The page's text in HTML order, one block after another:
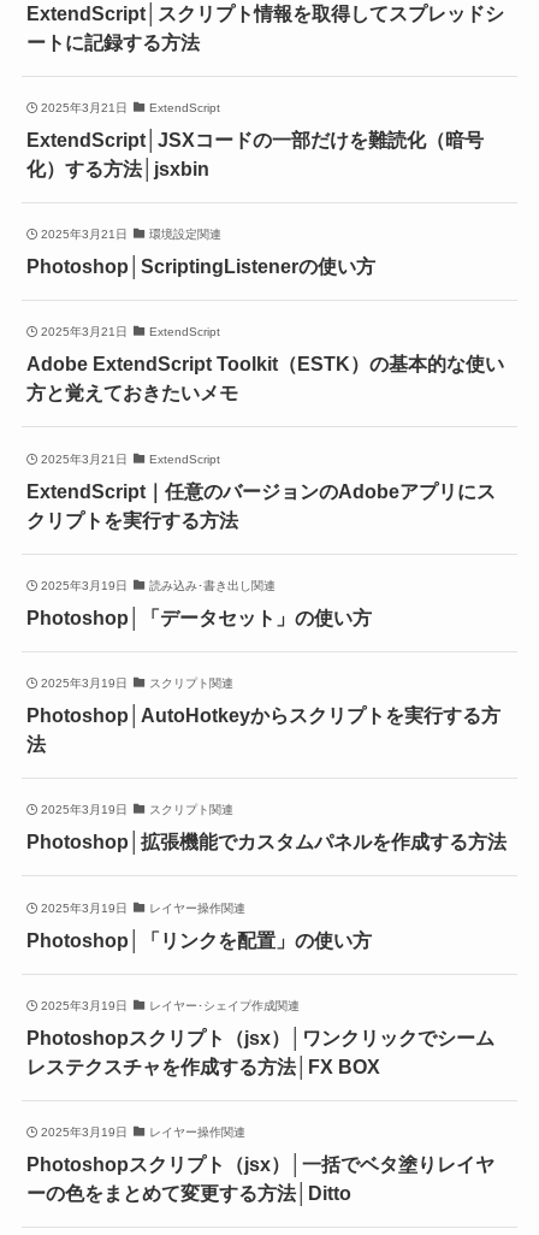
ExtendScript│スクリプト情報を取得してスプレッドシ
ートに記録する方法
2025年3月21日 ExtendScript
ExtendScript│JSXコードの一部だけを難読化（暗号
化）する方法│jsxbin
2025年3月21日 環境設定関連
Photoshop│ScriptingListenerの使い方
2025年3月21日 ExtendScript
Adobe ExtendScript Toolkit（ESTK）の基本的な使い
方と覚えておきたいメモ
2025年3月21日 ExtendScript
ExtendScript｜任意のバージョンのAdobeアプリにス
クリプトを実行する方法
2025年3月19日 読み込み･書き出し関連
Photoshop│「データセット」の使い方
2025年3月19日 スクリプト関連
Photoshop│AutoHotkeyからスクリプトを実行する方
法
2025年3月19日 スクリプト関連
Photoshop│拡張機能でカスタムパネルを作成する方法
2025年3月19日 レイヤー操作関連
Photoshop│「リンクを配置」の使い方
2025年3月19日 レイヤー･シェイプ作成関連
Photoshopスクリプト（jsx）│ワンクリックでシーム
レステクスチャを作成する方法│FX BOX
2025年3月19日 レイヤー操作関連
Photoshopスクリプト（jsx）│一括でベタ塗りレイヤ
ーの色をまとめて変更する方法│Ditto